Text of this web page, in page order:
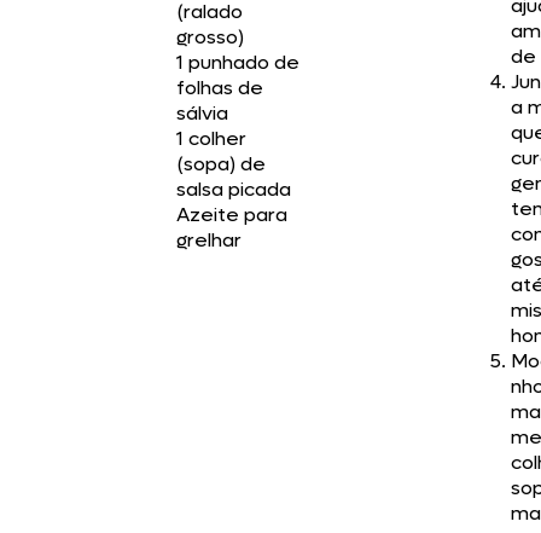
(ralado
grosso)
1 punhado de
folhas de
sálvia
1 colher
(sopa) de
salsa picada
Azeite para
grelhar
de
a